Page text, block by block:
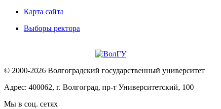
Карта сайта
Выборы ректора
© 2000-2026 Волгоградский государственный университет
Адрес: 400062, г. Волгоград, пр-т Университетский, 100
Мы в соц. сетях